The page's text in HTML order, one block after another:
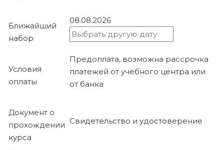
Ближайший
набор
08.08.2026
Условия
оплаты
Предоплата, возможна рассрочка
платежей от учебного центра или
от банка
Документ о
прохождении
курса
Свидетельство и удостоверение